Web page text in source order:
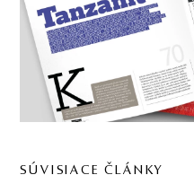
SÚVISIACE ČLÁNKY